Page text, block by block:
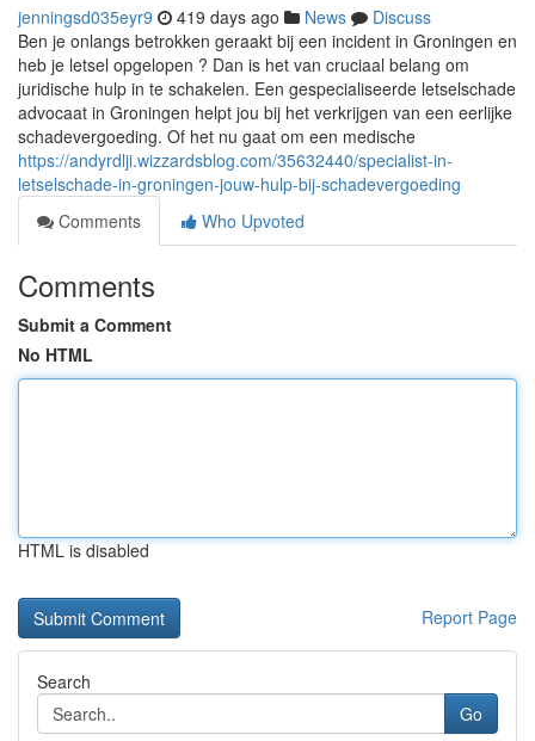
jenningsd035eyr9 419 days ago News
Discuss
Ben je onlangs betrokken geraakt bij een incident in Groningen en
heb je letsel opgelopen ? Dan is het van cruciaal belang om
juridische hulp in te schakelen. Een gespecialiseerde letselschade
advocaat in Groningen helpt jou bij het verkrijgen van een eerlijke
schadevergoeding. Of het nu gaat om een medische
https://andyrdlji.wizzardsblog.com/35632440/specialist-in-
letselschade-in-groningen-jouw-hulp-bij-schadevergoeding
Comments
Who Upvoted
Comments
Submit a Comment
No HTML
HTML is disabled
Report Page
Search
Go